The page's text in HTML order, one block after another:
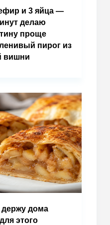
и 3 яйца —
делаю
проще
пирог из
вишни
держу дома
этого